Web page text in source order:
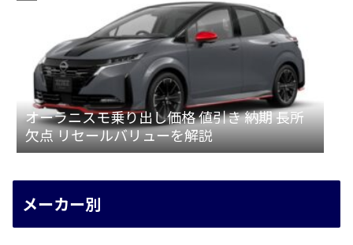
オーラニスモ乗り出し価格 値引き 納期 長所
欠点 リセールバリューを解説
メーカー別